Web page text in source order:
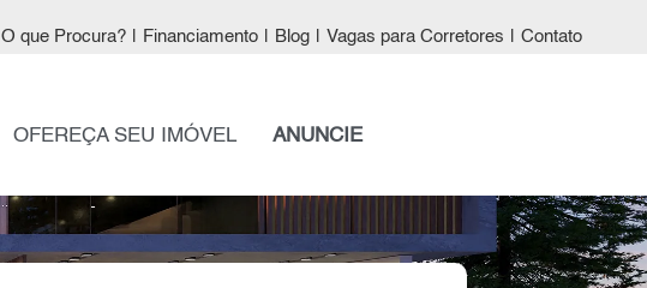
O que Procura? Financiamento Blog Vagas para Corretores Contato
OFEREÇA SEU IMÓVEL ANUNCIE